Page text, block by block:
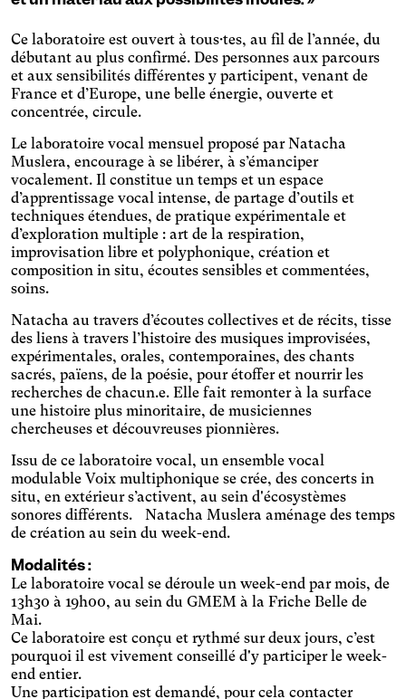
augmente le contraste et
stoppe les contenus
animés.
Agrandit et espace les
zones cliquables.
Lumière bleue
Applique un filtre pour
limiter la quantité de
lumière bleue émise.
Maladie de Parkinson
Agrandit et espace les
zones cliquables.
Maladie de Wilson
Agrandit et espace les
zones cliquables, assombrit
les fonds et éclaircit les
textes.
Migraine ophtalmique
Adapte la taille des textes et
modifie la police d'écriture,
assombrit la couleur du
fond et éclaircit la couleur
des textes. Augmente
également le contraste et
stoppe les contenus
animés.
Malvoyance
Augmente fortement la
taille des textes et modifie
les couleurs.
Assombrit la couleur du
fond et éclaircit la couleur
des textes.
Presbytie
Augmente la taille des textes
et modifie les couleurs.
Protanopie
Sclérose en plaques
Agrandit et espace les
zones cliquables, modifie les
couleurs.
Sénior
Augmente la taille des textes
et modifie la police
d'écriture.
Tremblements essentiels
zones cliquables.
Trouble de l’attention
Réduit les distractions en
utilisant notamment des
couleurs adoucies et un
contraste amélioré.
Vision Floue
Agrandit les textes, modifie
la police d'écriture,
augmente le contraste et
stoppe les contenus
Taille du texte
Ce laboratoire est ouvert à tous·tes, au fil de l’année, du
débutant au plus confirmé. Des personnes aux parcours
et aux sensibilités différentes y participent, venant de
France et d’Europe, une belle énergie, ouverte et
concentrée, circule.
Le laboratoire vocal mensuel proposé par Natacha
Muslera, encourage à se libérer, à s’émanciper
vocalement. Il constitue un temps et un espace
d’apprentissage vocal intense, de partage d’outils et
techniques étendues, de pratique expérimentale et
d’exploration multiple : art de la respiration,
improvisation libre et polyphonique, création et
composition in situ, écoutes sensibles et commentées,
soins.
Natacha au travers d’écoutes collectives et de récits, tisse
des liens à travers l’histoire des musiques improvisées,
expérimentales, orales, contemporaines, des chants
sacrés, païens, de la poésie, pour étoffer et nourrir les
recherches de chacun.e. Elle fait remonter à la surface
une histoire plus minoritaire, de musiciennes
chercheuses et découvreuses pionnières.
Issu de ce laboratoire vocal, un ensemble vocal
modulable Voix multiphonique se crée, des concerts in
situ, en extérieur s’activent, au sein d'écosystèmes
sonores différents. Natacha Muslera aménage des temps
de création au sein du week-end.
Modalités :
Le laboratoire vocal se déroule un week-end par mois, de
13h30 à 19h00, au sein du GMEM à la Friche Belle de
Mai.
Ce laboratoire est conçu et rythmé sur deux jours, c’est
pourquoi il est vivement conseillé d'y participer le week-
end entier.
Une participation est demandé, pour cela contacter